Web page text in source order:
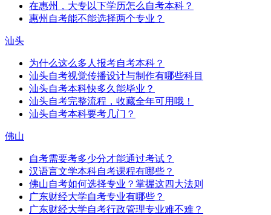
在惠州，大专以下学历怎么自考本科？
惠州自考能不能选择两个专业？
汕头
为什么这么多人报考自考本科？
汕头自考视觉传播设计与制作有哪些科目
汕头自考本科快多久能毕业？
汕头自考完整流程，收藏全年可用哦！
汕头自考本科要考几门？
佛山
自考需要考多少分才能通过考试？
汉语言文学本科自考课程有哪些？
佛山自考如何选择专业？掌握这四大法则
广东财经大学自考专业有哪些？
广东财经大学自考行政管理专业难不难？